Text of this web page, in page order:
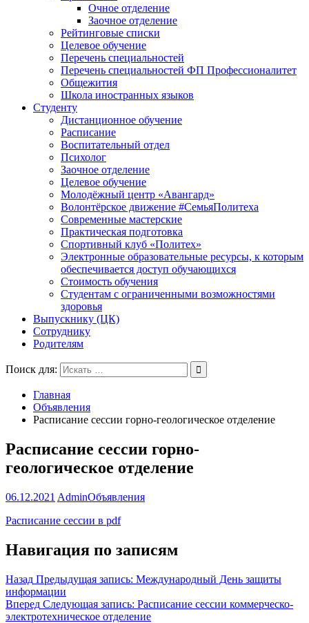
Очное отделение
Заочное отделение
Рейтинговые списки
Целевое обучение
Перечень специальностей
Перечень специальностей ФП Профессионалитет
Общежития
Школа иностранных языков
Студенту
Дистанционное обучение
Расписание
Воспитательный отдел
Психолог
Заочное отделение
Целевое обучение
Молодёжный центр «Авангард»
Волонтёрское движение #СемьяПолитеха
Современные мастерские
Практическая подготовка
Спортивный клуб «Политех»
Электронные образовательные ресурсы, к которым
обеспечивается доступ обучающихся
Стоимость обучения
Студентам с ограниченными возможностями
здоровья
Выпускнику (ЦК)
Сотруднику
Родителям
Поиск для:
Главная
Объявления
Расписание сессии горно-геологическое отделение
Расписание сессии горно-
геологическое отделение
06.12.2021 AdminОбъявления
Расписание сессии в pdf
Навигация по записям
Назад Предыдущая запись: Международный День защиты
информации
Вперед Следующая запись: Расписание сессии коммерческо-
электротехническое отделение